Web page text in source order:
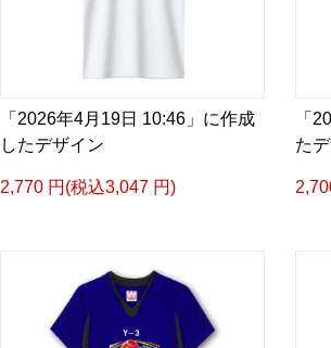
「2026年4月19日 10:46」に作成
したデザイン
2,770 円(税込3,047 円)
「
た